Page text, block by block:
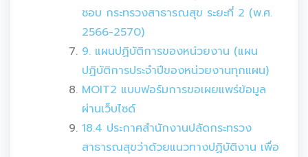
ชอบ กระทรวงสาธารณสุข ระยะที่ 2 (พ.ศ.
2566-2570)
9. แผนปฏิบัติการของหน่วยงาน (แผน
ปฏิบัติการประจำปีของหน่วยงานทุกแผน)
MOIT2 แบบฟอร์มการขอเผยแพร่ข้อมูล
ผ่านเว็บไซด์
18.4 ประกาศสำนักงานปลัดกระทรวง
สาธารณสุขว่าด้วยแนวทางปฏิบัติงาน เพื่อ